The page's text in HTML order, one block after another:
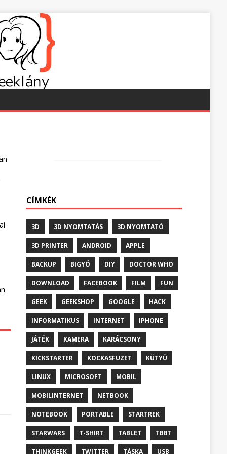
CÍMKÉK
3D 3D NYOMTATÁS 3D NYOMTATÓ
3D PRINTER ANDROID APPLE
BACKUP BIGYÓ DIY DOCTOR WHO
DOWNLOAD FACEBOOK FILM FUN
GEEK GEEKSHOP GOOGLE HACK
INFORMATIKUS INTERNET IPHONE
JÁTÉK KAMERA KARÁCSONY
KICKSTARTER KOCKASFUZET KÜTYÜ
LINUX MICROSOFT MOBIL
MOBILINTERNET NETBOOK
NOTEBOOK PORTABLE STARTREK
STARWARS T-SHIRT TABLET TBBT
THINKGEEK TWITTER TÁSKA USB